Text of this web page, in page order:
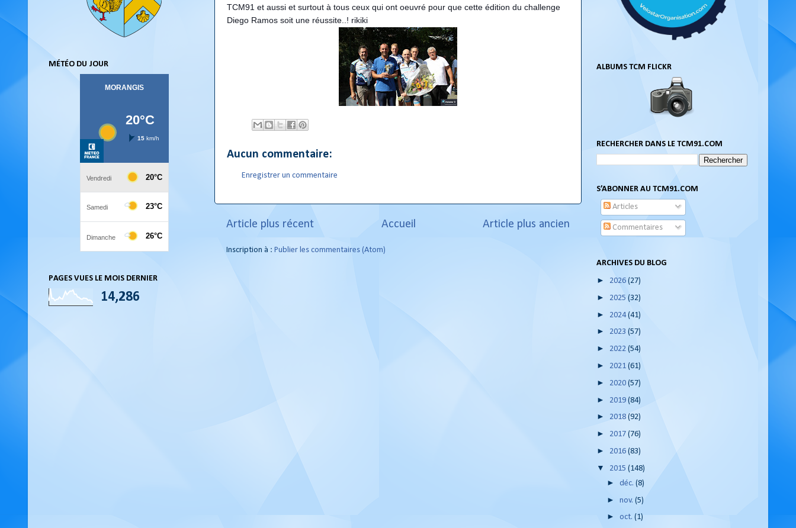
TCM91 et aussi et surtout à tous ceux qui ont oeuvré pour que cette édition du challenge
Diego Ramos soit une réussite..! rikiki
Aucun commentaire:
Enregistrer un commentaire
Article plus récent Article plus ancien
Accueil
Inscription à : Publier les commentaires (Atom)
MÉTÉO DU JOUR
PAGES VUES LE MOIS DERNIER
14,286
ALBUMS TCM FLICKR
RECHERCHER DANS LE TCM91.COM
S’ABONNER AU TCM91.COM
Articles
Commentaires
ARCHIVES DU BLOG
► 2026 (27)
► 2025 (32)
► 2024(41)
► 2023 (57)
► 2022 (54)
► 2021 (61)
► 2020 (57)
► 2019 (84)
► 2018 (92)
► 2017 (76)
► 2016 (83)
▼ 2015 (148)
►déc.(8)
►nov.(5)
► oct.(1)